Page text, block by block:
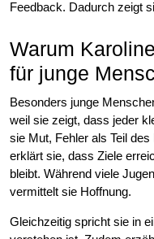
Feedback. Dadurch zeigt
Warum
für junge
Besonders junge
weil sie zeigt, dass jeder
sie Mut, Fehler als Teil
erklärt sie, dass Ziele
bleibt. Während viele
vermittelt sie Hoffnung.
Gleichzeitig spricht sie in